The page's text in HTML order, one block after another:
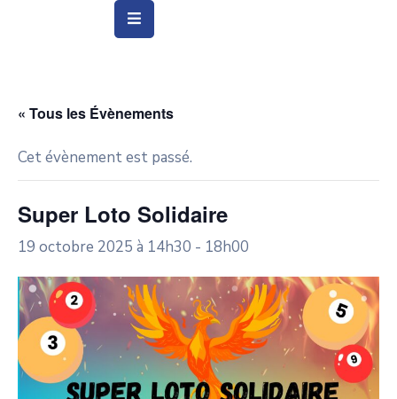
Vie
Social
Education
Arts
&
Culture
« Tous les Évènements
Cet évènement est passé.
Super Loto Solidaire
19 octobre 2025 à 14h30 - 18h00